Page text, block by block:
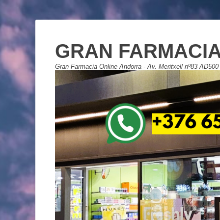
GRAN
Gran Farmacia Online Andorra - Av. Meritxell nº83